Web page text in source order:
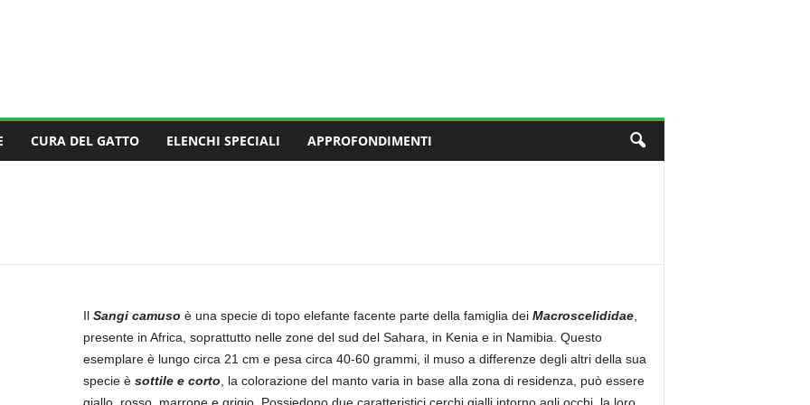
CURA DEL GATTO ELENCHI SPECIALI APPROFONDIMENTI
IlSangi camuso è una specie di topo elefante facente parte della famiglia dei Macroscelididae,
presente in Africa, soprattutto nelle zone del sud del Sahara, in Kenia e in Namibia. Questo
esemplare è lungo circa 21 cm e pesa circa 40-60 grammi, il muso a differenze degli altri della sua
specie è sottile e corto , la colorazione del manto varia in base alla zona di residenza, può essere